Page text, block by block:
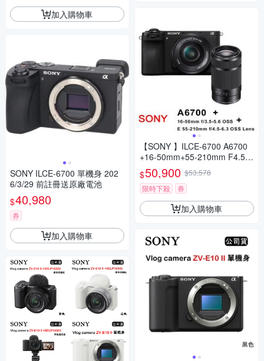
加入購物車
SONY ILCE-6700 單機身 202
6/3/29 前註冊送原廠電池
$40,980
券
加入購物車
【SONY 】ILCE-6700 A6700
+16-50mm+55-210mm F4.5-
6.3雙鏡組(平行輸入)
$50,900 $53,578
限時下殺
券
加入購物車